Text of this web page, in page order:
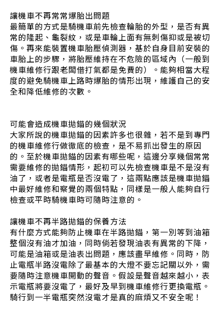
讓機車不再常常爆胎出問題
最簡單的方式是騎機車前先檢查輪胎的外型，是否有異
常的隆起、龜裂紋，或是車輪上面有無刺傷抑或是被切
傷。再來能裝置機車胎壓偵測器，基於自身目前安裝的
車胎上的步驟，將胎壓維持在不危險的區域內（一般到
機車維修行跟老闆借打氣都是免費的）。能夠相當大程
度的避免騎機車上路時爆胎的情形出現，維護自己的安
全和降低維修的次數。
可能會造成機車拋錨的幾個狀況
大家所說的機車拋錨的因素許多也很雜，若不是到專門
的機車維修行做徹底的檢查，是不易抓出發生的原因
的。至於機車拋錨的因素有哪些呢，這邊分享幾個常常
需要維修的拋錨情形，起初可以先檢查機車是不是沒有
油了，或者是電瓶是否沒電了，這兩點應該是機車拋錨
中最好維修和察覺的兩個特點，同樣是一般人能夠自行
檢查或平時騎機車時可隨時注意的。
讓機車不再半路拋錨的保養方法
有什麼方式能夠防止機車在半路拋錨，第一別等到油箱
整個沒有油才加油，同時倘若發現油表有異常的下降，
可能是油箱或是油表出問題，應該盡早維修。同時，防
止電瓶半路沒電除了最基本的大燈不要忘記關以外，需
要隨時注意機車開動的聲音。假設是聲音越來越小，表
示電瓶將要沒電了，最好及早到機車維修行更換電瓶。
騎行到一半電瓶突然沒電才是真的麻煩又不安全呢！